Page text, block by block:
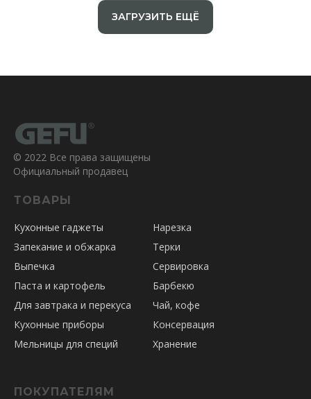
ЗАГРУЗИТЬ ЕЩЁ
ТОВАРЫ
Кухонные гаджеты
Запекание и обжарка
Выпечка
Паста и картофель
Для завтрака и перекуса
Кухонные приборы
Мельницы для специй
ТОВАРЫ
Нарезка
Терки
Сервировка
Барбекю
Чай, кофе
Консервация
Хранение
ПОКУПАТЕЛЯМ
Официальный продавец
© 2022 Все права защищены